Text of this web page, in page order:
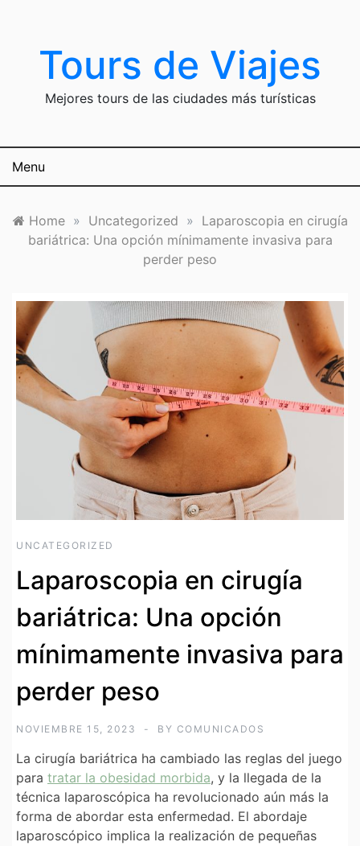
contentTours de Viajes
Mejores tours de las ciudades más turísticas
Menu
Home » Uncategorized » Laparoscopia en cirugía
bariátrica: Una opción mínimamente invasiva para
perder peso
UNCATEGORIZED
Laparoscopia en cirugía
bariátrica: Una opción
mínimamente invasiva para
perder peso
NOVIEMBRE 15, 2023 BY COMUNICADOS
La cirugía bariátrica ha cambiado las reglas del juego
para tratar la obesidad morbida, y la llegada de la
técnica laparoscópica ha revolucionado aún más la
forma de abordar esta enfermedad. El abordaje
laparoscópico implica la realización de pequeñas